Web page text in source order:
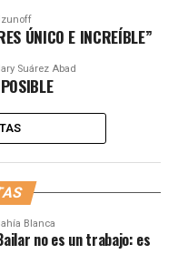
ÚNICO E INCREÍBLE”
Suárez Abad
Blanca
no es un trabajo: es